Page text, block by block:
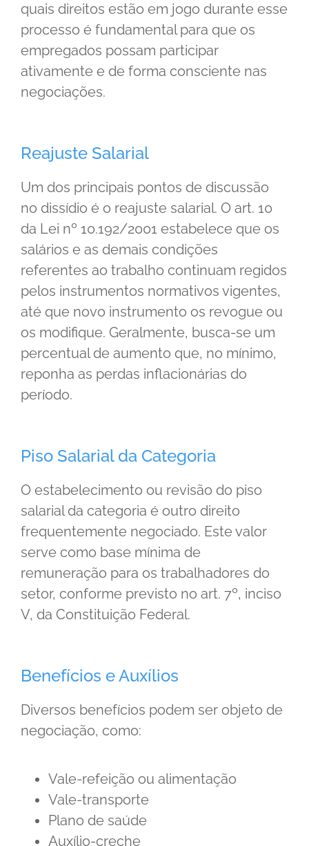
quais direitos estão em jogo durante esse
processo é fundamental para que os
empregados possam participar
ativamente e de forma consciente nas
negociações.
Reajuste Salarial
Um dos principais pontos de discussão
no dissídio é o reajuste salarial. O art. 10
da Lei nº 10.192/2001 estabelece que os
salários e as demais condições
referentes ao trabalho continuam regidos
pelos instrumentos normativos vigentes,
até que novo instrumento os revogue ou
os modifique. Geralmente, busca-se um
percentual de aumento que, no mínimo,
reponha as perdas inflacionárias do
período.
Piso Salarial da Categoria
O estabelecimento ou revisão do piso
salarial da categoria é outro direito
frequentemente negociado. Este valor
serve como base mínima de
remuneração para os trabalhadores do
setor, conforme previsto no art. 7º, inciso
V, da Constituição Federal.
Benefícios e Auxílios
Diversos benefícios podem ser objeto de
negociação, como:
Vale-refeição ou alimentação
Vale-transporte
Plano de saúde
Auxílio-creche